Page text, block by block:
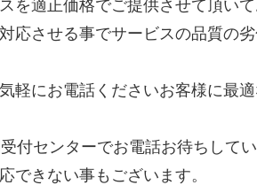
を適正価格でご提供させて頂いて
応させる事でサービスの品質の
軽にお電話くださいお客様に最
付センターでお電話お待ちしてい
できない事もございます。